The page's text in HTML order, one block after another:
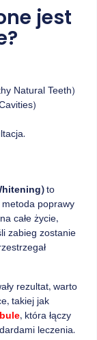
jest
Natural Teeth)
to
poprawy
całe życie,
zabieg zostanie
rezultat, warto
takiej jak
, która łączy
leczenia.